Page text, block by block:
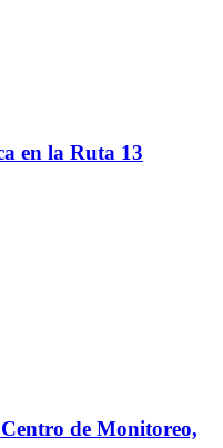
en la Ruta 13
de Monitoreo,